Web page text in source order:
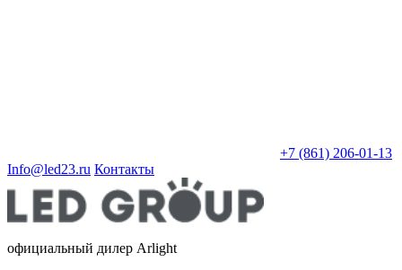
+7 (861) 206-01-13
Info@led23.ru Контакты
официальный дилер Arlight